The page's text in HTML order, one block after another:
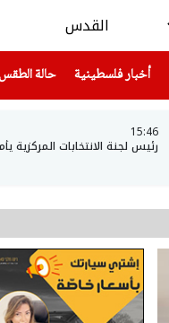
أخبار فلسطينية(current) حالة الطقس
15:46
رئيس لجنة الانتخابات